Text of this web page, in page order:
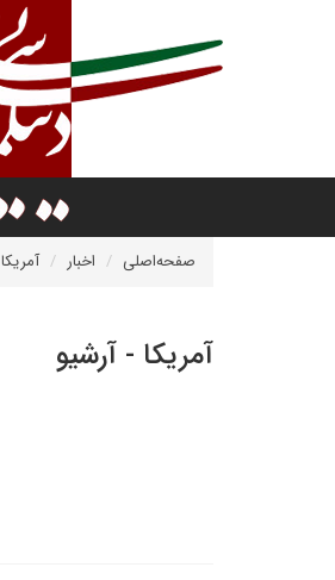
صفحه‌اصلی اخبار آمریکا
آمریکا - آرشیو